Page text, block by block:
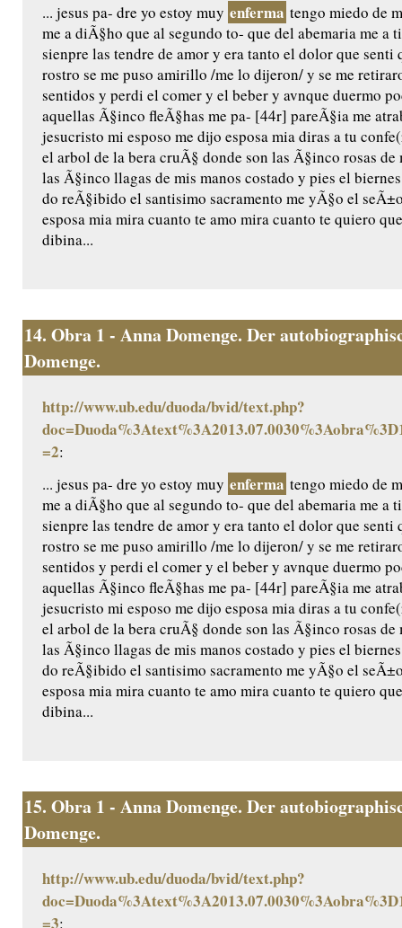
... jesus pa- dre yo estoy muy enferma tengo miedo de
me a diÃ§ho que al segundo to- que del abemaria me a
sienpre las tendre de amor y era tanto el dolor que
rostro se me puso amirillo /me lo dijeron/ y se me
sentidos y perdi el comer y el beber y avnque duermo
aquellas Ã§inco fleÃ§has me pa- [44r] pareÃ§ia me
jesucristo mi esposo me dijo esposa mia diras a tu
el arbol de la bera cruÃ§ donde son las Ã§inco rosas
las Ã§inco llagas de mis manos costado y pies el
do reÃ§ibido el santisimo sacramento me yÃ§o el
esposa mia mira cuanto te amo mira cuanto te quiero
dibina...
14. Obra 1 - Anna Domenge. Der
Domenge.
http://www.ub.edu/duoda/bvid/text.php?
=2:
... jesus pa- dre yo estoy muy enferma tengo miedo de
me a diÃ§ho que al segundo to- que del abemaria me a
sienpre las tendre de amor y era tanto el dolor que
rostro se me puso amirillo /me lo dijeron/ y se me
sentidos y perdi el comer y el beber y avnque duermo
aquellas Ã§inco fleÃ§has me pa- [44r] pareÃ§ia me
jesucristo mi esposo me dijo esposa mia diras a tu
el arbol de la bera cruÃ§ donde son las Ã§inco rosas
las Ã§inco llagas de mis manos costado y pies el
do reÃ§ibido el santisimo sacramento me yÃ§o el
esposa mia mira cuanto te amo mira cuanto te quiero
dibina...
15. Obra 1 - Anna Domenge. Der
Domenge.
http://www.ub.edu/duoda/bvid/text.php?
=3: